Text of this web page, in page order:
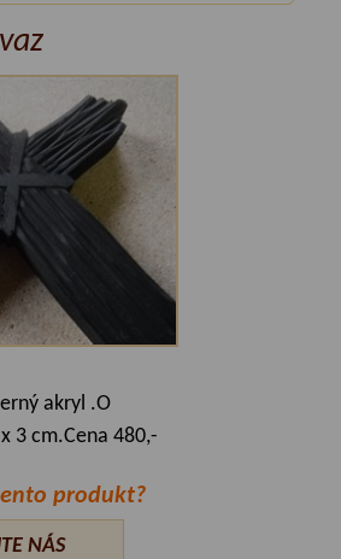
akryl .O
3 cm.Cena 480,-
produkt?
NÁS